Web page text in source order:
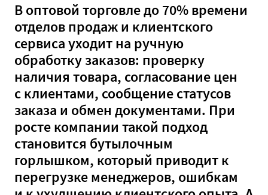
В оптовой торговле до 70% времени
отделов продаж и клиентского
сервиса уходит на ручную
обработку заказов: проверку
наличия товара, согласование цен
с клиентами, сообщение статусов
заказа и обмен документами. При
росте компании такой подход
становится бутылочным
горлышком, который приводит к
перегрузке менеджеров, ошибкам